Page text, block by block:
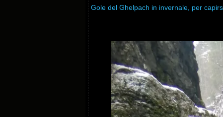
Gole del Ghelpach in invernale, per